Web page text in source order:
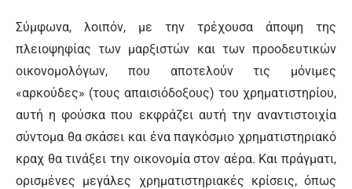
Σύμφωνα, λοιπόν, με την τρέχουσα άποψη της
πλειοψηφίας των μαρξιστών και των προοδευτικών
οικονομολόγων, που αποτελούν τις μόνιμες
«αρκούδες» (τους απαισιόδοξους) του χρηματιστηρίου,
αυτή η φούσκα που εκφράζει αυτή την αναντιστοιχία
σύντομα θα σκάσει και ένα παγκόσμιο χρηματιστηριακό
κραχ θα τινάξει την οικονομία στον αέρα. Και πράγματι,
ορισμένες μεγάλες χρηματιστηριακές κρίσεις, όπως